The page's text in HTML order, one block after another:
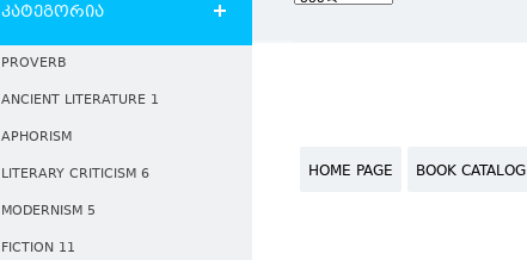
კატეგორია
PROVERB
ANCIENT LITERATURE 1
APHORISM
LITERARY CRITICISM 6
MODERNISM 5
FICTION 11
HOME PAGE BOOK CATALOG